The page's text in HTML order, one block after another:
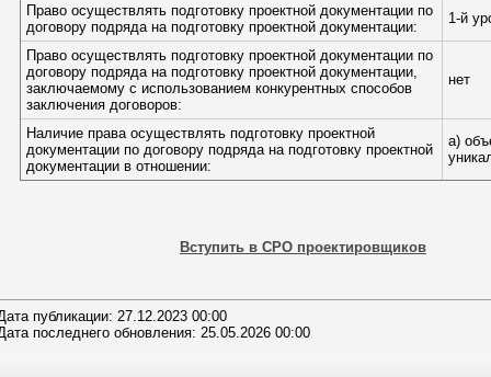
Право осуществлять подготовку проектной документации по
договору подряда на подготовку проектной документации:
1-й
Право осуществлять подготовку проектной документации по
договору подряда на подготовку проектной документации,
заключаемому с использованием конкурентных способов
заключения договоров:
нет
Наличие права осуществлять подготовку проектной
документации по договору подряда на подготовку проектной
документации в отношении:
а)
Вступить в СРО проектировщиков
публикации: 27.12.2023 00:00
последнего обновления: 25.05.2026 00:00